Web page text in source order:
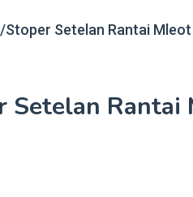
Setelan Rantai
Rantai